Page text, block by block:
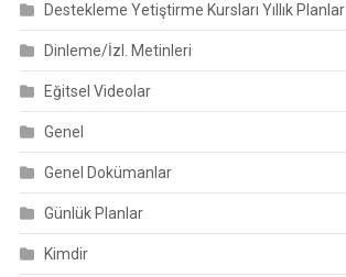
Destekleme Yetiştirme Kursları Yıllık Planlar
Dinleme/İzl. Metinleri
Eğitsel Videolar
Genel
Genel Dokümanlar
Günlük Planlar
Kimdir